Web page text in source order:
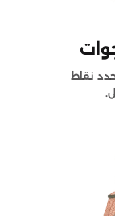
نقاط